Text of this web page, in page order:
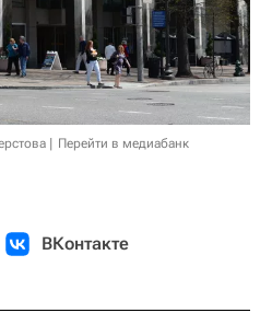
Перейти в медиабанк
ВКонтакте